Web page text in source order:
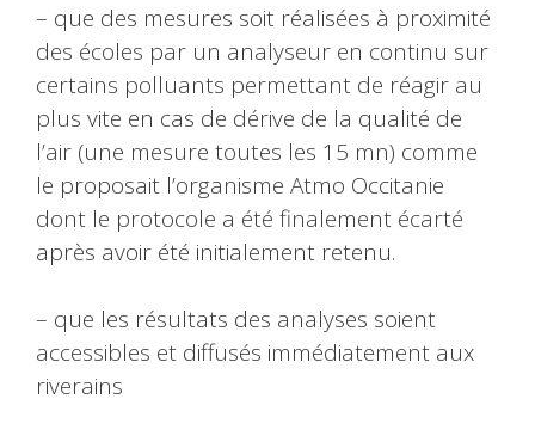
– que des mesures soit réalisées à proximité
des écoles par un analyseur en continu sur
certains polluants permettant de réagir au
plus vite en cas de dérive de la qualité de
l’air (une mesure toutes les 15 mn) comme
le proposait l’organisme Atmo Occitanie
dont le protocole a été finalement écarté
après avoir été initialement retenu.
– que les résultats des analyses soient
accessibles et diffusés immédiatement aux
riverains